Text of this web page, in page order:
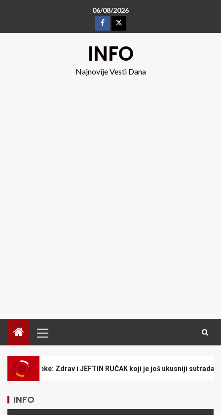
06/08/2026
INFO
Najnovije Vesti Dana
i JEFTIN RUČAK koji je još ukusniji sutradan
INFO